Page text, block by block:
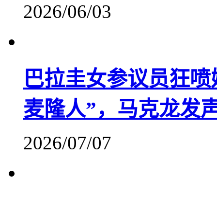
2026/06/03
巴拉圭女参议员狂
麦隆人”，马克龙发
2026/07/07